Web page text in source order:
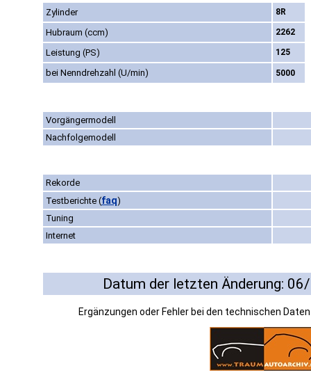
Zylinder 8R
Hubraum (ccm) 2262
Leistung (PS) 125
bei Nenndrehzahl (U/min) 5000
Vorgängermodell
Nachfolgemodell
Rekorde
Testberichte (faq)
Tuning
Internet
Datum der letzten Änderung:
Ergänzungen oder Fehler bei den technischen